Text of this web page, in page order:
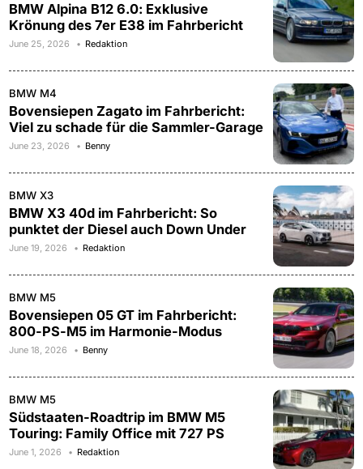
BMW Alpina B12 6.0: Exklusive
Krönung des 7er E38 im Fahrbericht
June 25, 2026 Redaktion
BMW M4
Bovensiepen Zagato im Fahrbericht:
Viel zu schade für die Sammler-Garage
June 23, 2026 Benny
BMW X3
BMW X3 40d im Fahrbericht: So
punktet der Diesel auch Down Under
June 19, 2026 Redaktion
BMW M5
Bovensiepen 05 GT im Fahrbericht:
800-PS-M5 im Harmonie-Modus
June 18, 2026 Benny
BMW M5
Südstaaten-Roadtrip im BMW M5
Touring: Family Office mit 727 PS
June 1, 2026 Redaktion